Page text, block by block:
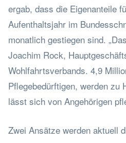
ergab, dass die Eigenanteile
Aufenthaltsjahr im
monatlich gestiegen sind.
Joachim Rock,
Wohlfahrtsverbands. 4,9
Pflegebedürftigen, werden zu
lässt sich von Angehörigen
Zwei Ansätze werden aktuell